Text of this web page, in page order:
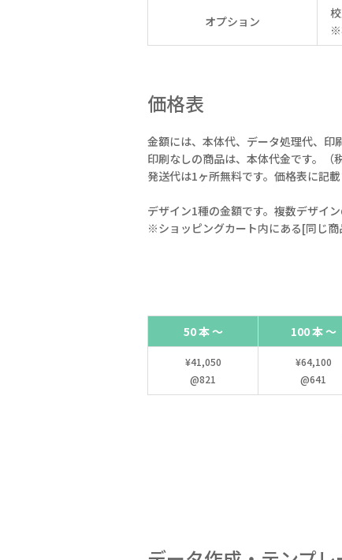
オプション
※
価格表
金額には、本体代、データ処理代、印
印刷なしの商品は、本体代金です。（
発送代は1ヶ所無料です。価格表に記
デザイン1種の金額です。複数デザイ
※ショッピングカート内にある[同じ商
50 本 ～ 100 本 ～
¥41,050
@821
¥64,100
@641